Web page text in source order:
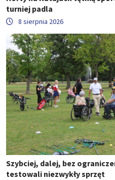
turniej padla
8 sierpnia 2026
Szybciej, dalej, bez
testowali niezwykły sprzęt